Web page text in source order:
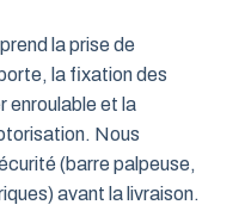
la prise de
la fixation des
enroulable et la
Nous
(barre palpeuse,
avant la livraison.